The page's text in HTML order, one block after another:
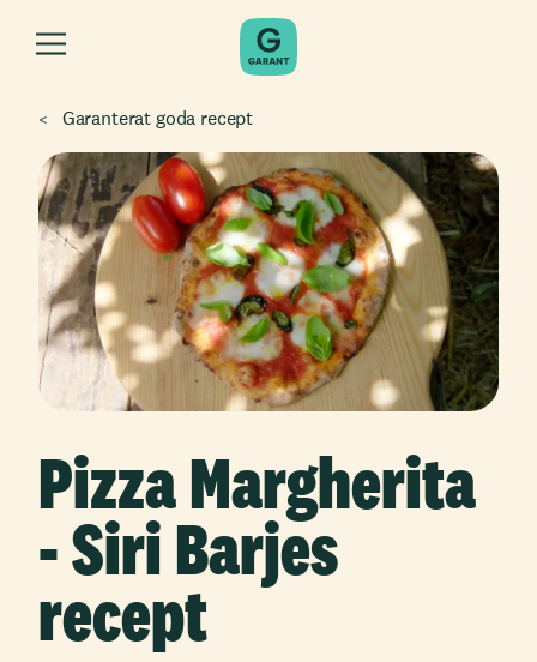
Garanterat goda recept
Pizza Margherita
- Siri Barjes
recept